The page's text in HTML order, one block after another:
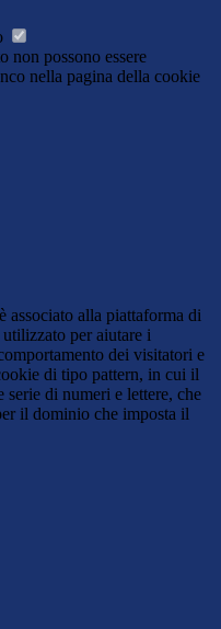
non possono essere
nella pagina della cookie
associato alla piattaforma di
per aiutare i
dei visitatori e
di tipo pattern, in cui il
serie di numeri e lettere, che
il dominio che imposta il